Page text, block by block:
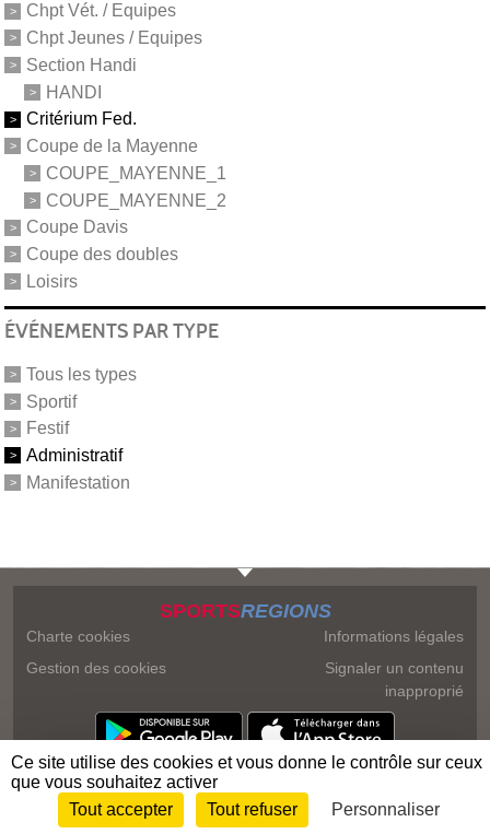
Chpt Vét. / Equipes
Chpt Jeunes / Equipes
Section Handi
HANDI
Critérium Fed.
Coupe de la Mayenne
COUPE_MAYENNE_1
COUPE_MAYENNE_2
Coupe Davis
Coupe des doubles
Loisirs
ÉVÉNEMENTS PAR TYPE
Tous les types
Sportif
Festif
Administratif
Manifestation
SPORTSREGIONS
Charte cookies
Gestion des cookies
Informations légales
Signaler un contenu
inapproprié
Envie de participer ? Connexion
Ce site utilise des cookies et vous donne le contrôle sur ceux
que vous souhaitez activer
Tout accepter
Tout refuser Personnaliser